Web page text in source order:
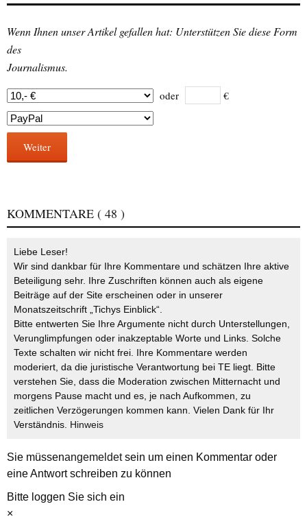
Wenn Ihnen unser Artikel gefallen hat: Unterstützen Sie diese Form
des
Journalismus.
oder €
Weiter
KOMMENTARE ( 48 )
Liebe Leser!
Wir sind dankbar für Ihre Kommentare und schätzen Ihre aktive
Beteiligung sehr. Ihre Zuschriften können auch als eigene
Beiträge auf der Site erscheinen oder in unserer
Monatszeitschrift „Tichys Einblick“.
Bitte entwerten Sie Ihre Argumente nicht durch Unterstellungen,
Verunglimpfungen oder inakzeptable Worte und Links. Solche
Texte schalten wir nicht frei. Ihre Kommentare werden
moderiert, da die juristische Verantwortung bei TE liegt. Bitte
verstehen Sie, dass die Moderation zwischen Mitternacht und
morgens Pause macht und es, je nach Aufkommen, zu
zeitlichen Verzögerungen kommen kann. Vielen Dank für Ihr
Verständnis. Hinweis
Sie müssenangemeldetsein um einen Kommentar oder
eine Antwort schreiben zu können
Bitte loggen Sie sich ein
×